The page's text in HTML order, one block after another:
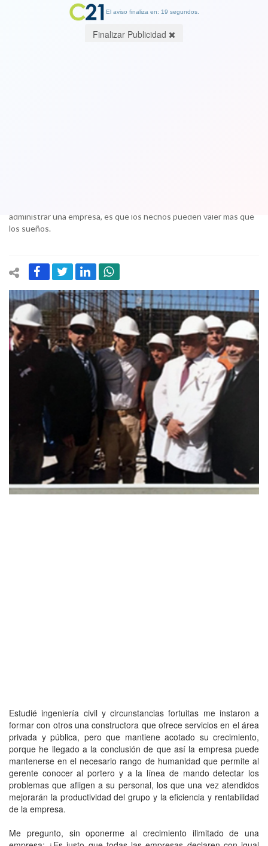
administrar una empresa, es que los hechos pueden valer más que
los sueños.
Estudié ingeniería civil y circunstancias fortuitas me instaron a
formar con otros una constructora que ofrece servicios en el área
privada y pública, pero que mantiene acotado su crecimiento,
porque he llegado a la conclusión de que así la empresa puede
mantenerse en el necesario rango de humanidad que permite al
gerente conocer al portero y a la línea de mando detectar los
problemas que afligen a su personal, los que una vez atendidos
mejorarán la productividad del grupo y la eficiencia y rentabilidad
de la empresa.
Me pregunto, sin oponerme al crecimiento ilimitado de una
El aviso finaliza en: 19 segundos.
Finalizar Publicidad